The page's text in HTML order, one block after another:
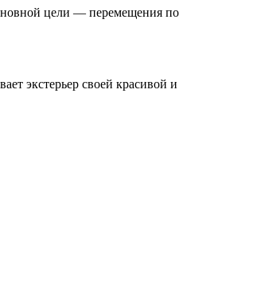
цели — перемещения по
экстерьер своей красивой и